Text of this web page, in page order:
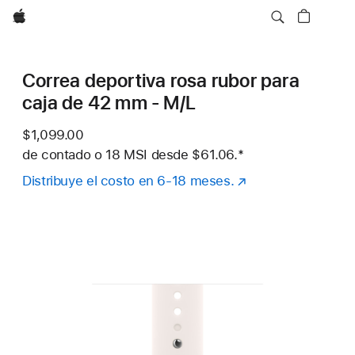
Apple
Correa deportiva rosa rubor para
caja de 42 mm - M/L
$1,099.00
de contado o 18 MSI desde $61.06.Nota al pie
*
Distribuye el costo en 6-18 meses.